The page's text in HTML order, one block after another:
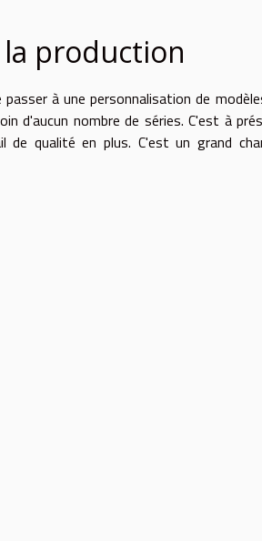
production
à une personnalisation de
d'aucun nombre de séries. C'est à
de qualité en plus. C'est un grand